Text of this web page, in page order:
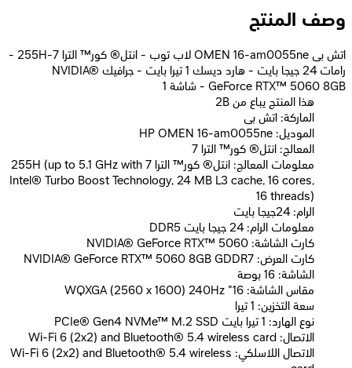
وصف المنتج
اتش بى OMEN 16-am0055ne لاب توب - انتل® كور™ الترا 7-255H -
رامات 24 جيجا بايت - هارد ديسك 1 تيرا بايت - جرافيك NVIDIA®
GeForce RTX™ 5060 8GB - شاشة 1
2B هذا المنتج يباع من
الماركة: اتش بى
الموديل: HP OMEN 16-am0055ne
المعالج: انتل® كور™ الترا 7
معلومات المعالج: انتل® كور™ الترا 7 255H (up to 5.1 GHz with
Intel® Turbo Boost Technology, 24 MB L3 cache, 16 cores,
16 threads)
الرام: 24جيجا بايت
معلومات الرام: 24 جيجا بايت DDR5
كارت الشاشة: NVIDIA® GeForce RTX™ 5060
كارت العرض: NVIDIA® GeForce RTX™ 5060 8GB GDDR7
الشاشة: 16 بوصة
مقاس الشاشة: 16" WQXGA (2560 x 1600) 240Hz
سعة التخزين: 1 تيرا
نوع الهارد: 1 تيرا بايت PCIe® Gen4 NVMe™ M.2 SSD
الاتصال: Wi-Fi 6 (2x2) and Bluetooth® 5.4 wireless card
الاتصال اللاسلكي: Wi-Fi 6 (2x2) and Bluetooth® 5.4 wireless